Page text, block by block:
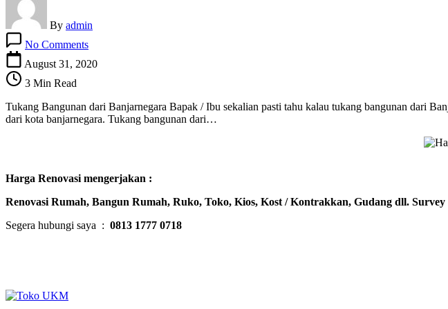
By admin
No CommentsTukang
Bangunan
August 31, 2020
3 Min Read
Tukang Bangunan dari Banjarnegara Bapak / Ibu sekalian pasti tahu kalau tukang bangunan dari
dari kota banjarnegara. Tukang bangunan dari…
Harga Renovasi mengerjakan :
Renovasi Rumah, Bangun Rumah, Ruko, Toko, Kios, Kost / Kontrakkan, Gudang dll.
Segera hubungi saya : 0813 1777 0718